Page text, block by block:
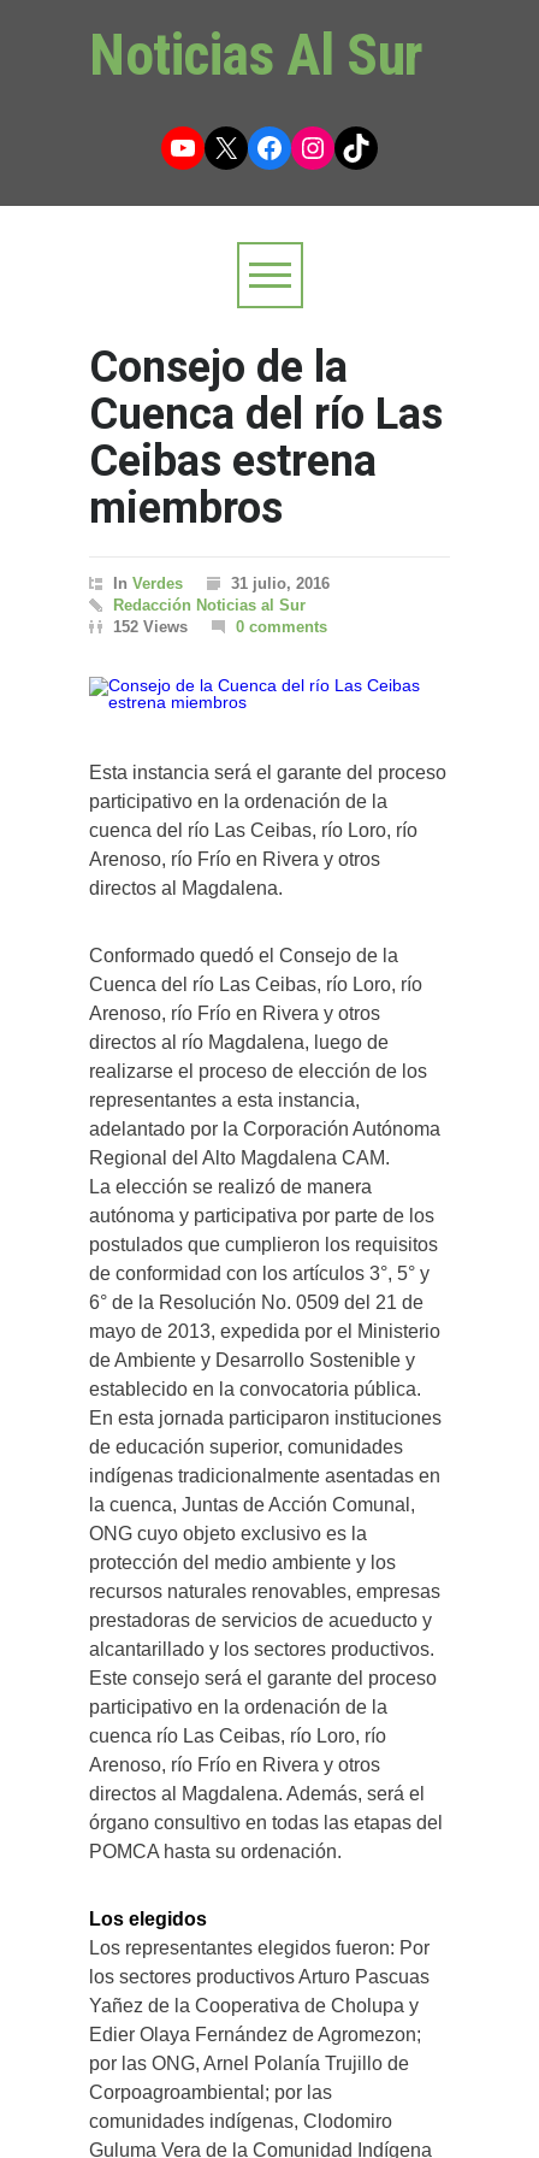
Noticias Al Sur
YouTube
X Facebook
Instagram
TikTok
Consejo de la
Cuenca del río Las
Ceibas estrena
miembros
In Verdes
31 julio, 2016
Redacción Noticias al Sur
152 Views
0 comments
Esta instancia será el garante del proceso
participativo en la ordenación de la
cuenca del río Las Ceibas, río Loro, río
Arenoso, río Frío en Rivera y otros
directos al Magdalena.
Conformado quedó el Consejo de la
Cuenca del río Las Ceibas, río Loro, río
Arenoso, río Frío en Rivera y otros
directos al río Magdalena, luego de
realizarse el proceso de elección de los
representantes a esta instancia,
adelantado por la Corporación Autónoma
Regional del Alto Magdalena CAM.
La elección se realizó de manera
autónoma y participativa por parte de los
postulados que cumplieron los requisitos
de conformidad con los artículos 3°, 5° y
6° de la Resolución No. 0509 del 21 de
mayo de 2013, expedida por el Ministerio
de Ambiente y Desarrollo Sostenible y
establecido en la convocatoria pública.
En esta jornada participaron instituciones
de educación superior, comunidades
indígenas tradicionalmente asentadas en
la cuenca, Juntas de Acción Comunal,
ONG cuyo objeto exclusivo es la
protección del medio ambiente y los
recursos naturales renovables, empresas
prestadoras de servicios de acueducto y
alcantarillado y los sectores productivos.
Este consejo será el garante del proceso
participativo en la ordenación de la
cuenca río Las Ceibas, río Loro, río
Arenoso, río Frío en Rivera y otros
directos al Magdalena. Además, será el
órgano consultivo en todas las etapas del
POMCA hasta su ordenación.
Los elegidos
Los representantes elegidos fueron: Por
los sectores productivos Arturo Pascuas
Yañez de la Cooperativa de Cholupa y
Edier Olaya Fernández de Agromezon;
por las ONG, Arnel Polanía Trujillo de
Corpoagroambiental; por las
comunidades indígenas, Clodomiro
Guluma Vera de la Comunidad Indígena